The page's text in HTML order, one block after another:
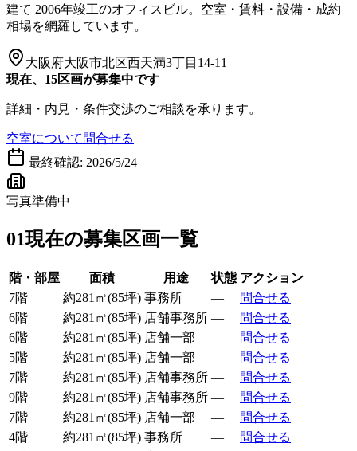
建て 2006年竣工のオフィスビル。空室・賃料・設備・成約
相場を網羅しています。
大阪府大阪市北区西天満3丁目14-11
現在、15区画が募集中です
詳細・内見・条件交渉のご相談を承ります。
空室について問合せる
最終確認: 2026/5/24
写真準備中
01現在の募集区画一覧
階・部屋 面積 用途 状態 アクション
7階
約281 ㎡(85坪) 事務所 —
問合せる
6階
約281 ㎡(85坪) 店舗事務所 —
問合せる
6階
約281 ㎡(85坪) 店舗一部 —
問合せる
5階
約281 ㎡(85坪) 店舗一部 —
問合せる
7階
約281 ㎡(85坪) 店舗事務所 —
問合せる
9階
約281 ㎡(85坪) 店舗事務所 —
問合せる
7階
約281 ㎡(85坪) 店舗一部 —
問合せる
4階
約281 ㎡(85坪) 事務所 —
問合せる